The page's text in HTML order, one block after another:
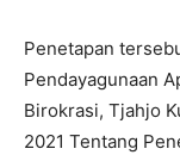
Penetapan
Pendayagunaan
Birokrasi, Tjahjo
2021 Tentang